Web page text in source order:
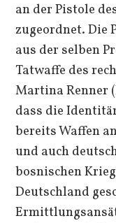
an der Pistole
zugeordnet. Die
aus der selben
Tatwaffe des
Martina Renner
dass die
bereits Waffen
und auch
bosnischen
Deutschland